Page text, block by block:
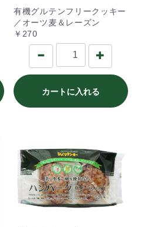
有機グルテンフリークッキー
／オーツ麦＆レーズン
￥270
カートに入れる